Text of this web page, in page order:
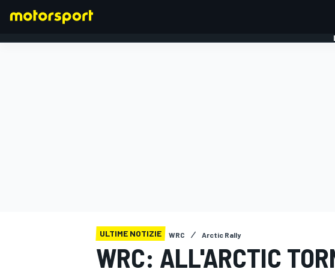
ULTIME NOTIZIE WRC Arctic Rally
WRC: ALL'ARCTIC